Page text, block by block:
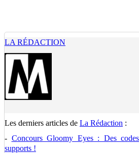
LA RÉDACTION
Les derniers articles de La Rédaction :
- Concours Gloomy Eyes : Des
supports !